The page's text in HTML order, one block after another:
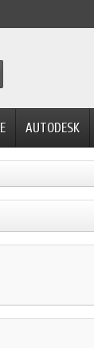
AUTODESK